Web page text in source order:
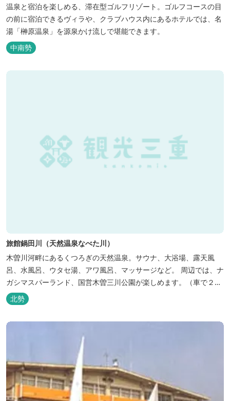
温泉と宿泊を楽しめる、滞在型ゴルフリゾート。ゴルフコースの目
の前に宿泊できるヴィラや、クラブハウス内にあるホテルでは、名
湯「榊原温泉」を源泉かけ流しで堪能できます。
中南勢
旅館鍋田川（天然温泉なべた川）
木曽川河畔にあるくつろぎの天然温泉。サウナ、大浴場、露天風
呂、水風呂、ウタセ湯、アワ風呂、マッサージなど。 周辺では、ナ
ガシマスパーランド、国営木曽三川公園が楽しめます。（車で２０
分）
北勢